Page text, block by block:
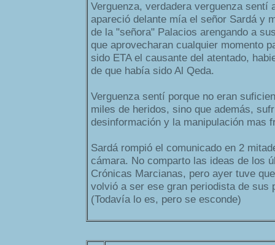
Verguenza, verdadera verguenza sentí
apareció delante mía el señor Sardá y
de la "señora" Palacios arengando a
que aprovecharan cualquier momento
sido ETA el causante del atentado,
de que había sido Al Qeda.
Verguenza sentí porque no eran
miles de heridos, sino que además,
desinformación y la manipulación mas
Sardá rompió el comunicado en 2
cámara. No comparto las ideas de los
Crónicas Marcianas, pero ayer tuve
volvió a ser ese gran periodista de sus
(Todavía lo es, pero se esconde)